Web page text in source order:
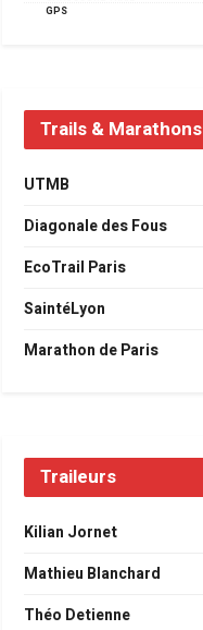
GPS
Trails & Marathons
UTMB
Diagonale des Fous
EcoTrail Paris
SaintéLyon
Marathon de Paris
Traileurs
Kilian Jornet
Mathieu Blanchard
Théo Detienne